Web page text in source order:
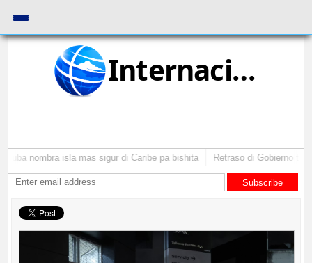
Internacional
nombra isla mas sigur di Caribe pa bishita Retraso di Gobierno ta
Subscribe